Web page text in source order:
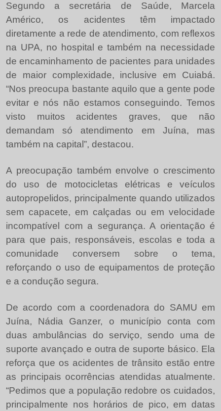
Segundo a secretária de Saúde, Marcela
Américo, os acidentes têm impactado
diretamente a rede de atendimento, com reflexos
na UPA, no hospital e também na necessidade
de encaminhamento de pacientes para unidades
de maior complexidade, inclusive em Cuiabá.
“Nos preocupa bastante aquilo que a gente pode
evitar e nós não estamos conseguindo. Temos
visto muitos acidentes graves, que não
demandam só atendimento em Juína, mas
também na capital”, destacou.
A preocupação também envolve o crescimento
do uso de motocicletas elétricas e veículos
autopropelidos, principalmente quando utilizados
sem capacete, em calçadas ou em velocidade
incompatível com a segurança. A orientação é
para que pais, responsáveis, escolas e toda a
comunidade conversem sobre o tema,
reforçando o uso de equipamentos de proteção
e a condução segura.
De acordo com a coordenadora do SAMU em
Juína, Nádia Ganzer, o município conta com
duas ambulâncias do serviço, sendo uma de
suporte avançado e outra de suporte básico. Ela
reforça que os acidentes de trânsito estão entre
as principais ocorrências atendidas atualmente.
“Pedimos que a população redobre os cuidados,
principalmente nos horários de pico, em datas